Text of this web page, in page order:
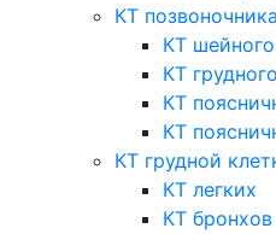
КТ позвоночника
КТ
КТ
КТ
КТ
КТ грудной
КТ легких
КТ бронхов